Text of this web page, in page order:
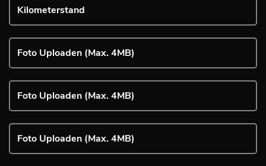
Foto Uploaden (Max. 4MB)
Foto Uploaden (Max. 4MB)
Foto Uploaden (Max. 4MB)